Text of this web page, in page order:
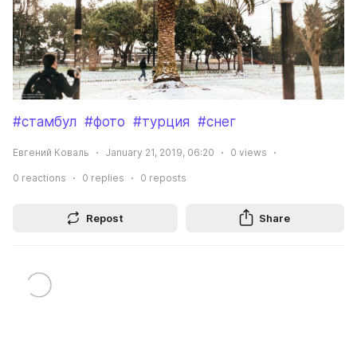
#стамбул #фото #турция #снег
Евгений Коваль January 21, 2019, 06:20 0 views
0 reactions 0 replies 0 reposts
Repost Share